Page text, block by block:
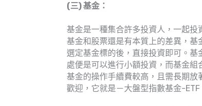
(三) 基金：
基金是一種集合許多投資人，一起
基金和股票還是有本質上的差異，
選定基金標的後，直接投資即可。
處便是可以進行小額投資，而基金
基金的操作手續費較高，且需長期
歡迎，它就是－大盤型指數基金-ETF